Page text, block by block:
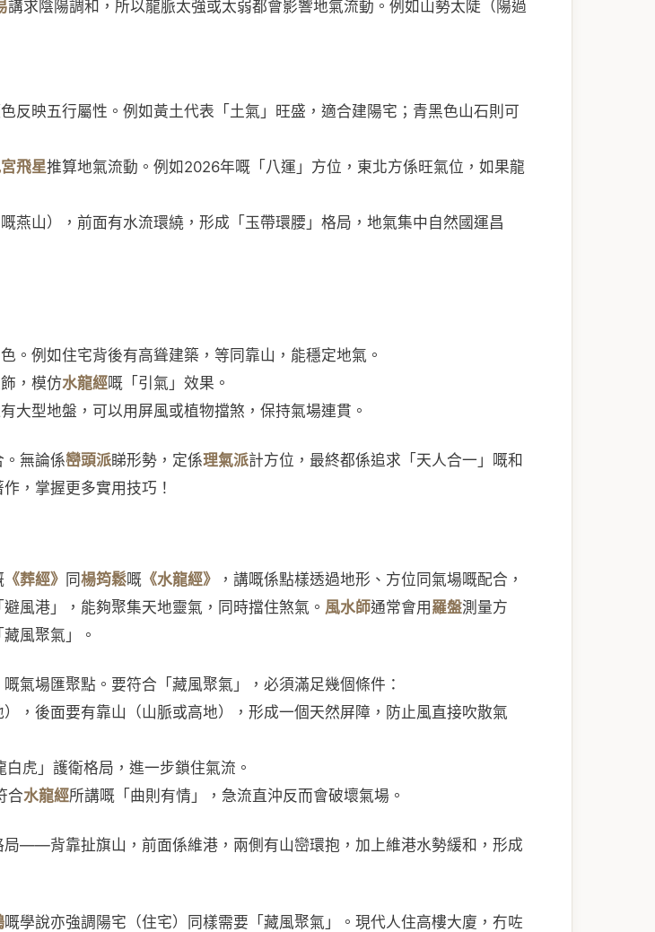
講求陰陽調和，所以龍脈太強或太弱都會影響地氣流動。例如山勢太陡（陽過
反映五行屬性。例如黃土代表「土氣」旺盛，適合建陽宅；青黑色山石則可
飛星推算地氣流動。例如2026年嘅「八運」方位，東北方係旺氣位，如果龍
燕山），前面有水流環繞，形成「玉帶環腰」格局，地氣集中自然國運昌
。例如住宅背後有高聳建築，等同靠山，能穩定地氣。
，模仿水龍經嘅「引氣」效果。
大型地盤，可以用屏風或植物擋煞，保持氣場連貫。
。無論係巒頭派睇形勢，定係理氣派計方位，最終都係追求「天人合一」嘅和
作，掌握更多實用技巧！
《葬經》 同楊筠鬆嘅 《水龍經》
，講嘅係點樣透過地形、方位同氣場嘅配合，
風港」，能夠聚集天地靈氣，同時擋住煞氣。 風水師通常會用 羅盤測量方
風聚氣」。
嘅氣場匯聚點。要符合「藏風聚氣」，必須滿足幾個條件：
，後面要有靠山（山脈或高地），形成一個天然屏障，防止風直接吹散氣
虎」護衛格局，進一步鎖住氣流。
合水龍經所講嘅「曲則有情」，急流直沖反而會破壞氣場。
——背靠扯旗山，前面係維港，兩側有山巒環抱，加上維港水勢緩和，形成
嘅學說亦強調陽宅（住宅）同樣需要「藏風聚氣」。現代人住高樓大廈，冇咗